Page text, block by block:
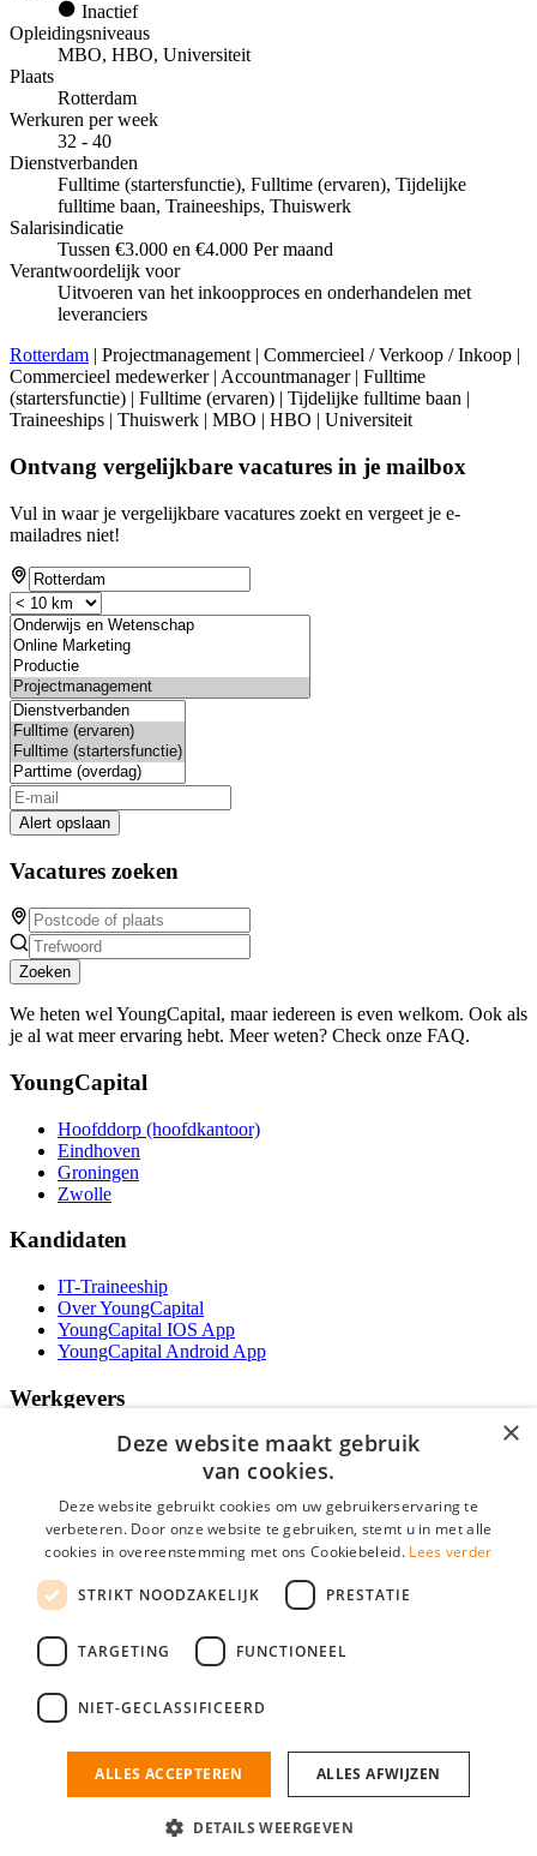
Inactief
Opleidingsniveaus
MBO, HBO, Universiteit
Plaats
Rotterdam
Werkuren per week
32 - 40
Dienstverbanden
Fulltime (startersfunctie), Fulltime (ervaren), Tijdelijke
fulltime baan, Traineeships, Thuiswerk
Salarisindicatie
Tussen €3.000 en €4.000 Per maand
Verantwoordelijk voor
Uitvoeren van het inkoopproces en onderhandelen met
leveranciers
Rotterdam | Projectmanagement | Commercieel / Verkoop / Inkoop |
Commercieel medewerker | Accountmanager | Fulltime
(startersfunctie) | Fulltime (ervaren) | Tijdelijke fulltime baan |
Traineeships | Thuiswerk | MBO | HBO | Universiteit
Ontvang vergelijkbare vacatures in je mailbox
Vul in waar je vergelijkbare vacatures zoekt en vergeet je e-
mailadres niet!
Alert opslaan
Vacatures zoeken
Zoeken
We heten wel YoungCapital, maar iedereen is even welkom. Ook als
je al wat meer ervaring hebt. Meer weten? Check onze FAQ.
YoungCapital
Hoofddorp (hoofdkantoor)
Eindhoven
Groningen
Zwolle
Kandidaten
IT-Traineeship
Over YoungCapital
YoungCapital IOS App
YoungCapital Android App
Werkgevers
Het concept
Contractvormen
Brochure aanvragen
Vacature aanmelden
F.A.Q.
Social
IT Vacatures is onderdeel van YoungCapital • © 2026 • KvK nr: 34199416 •
×
Deze website maakt gebruik
van cookies.
Deze website gebruikt cookies om uw gebruikerservaring te
verbeteren. Door onze website te gebruiken, stemt u in met alle
cookies in overeenstemming met ons Cookiebeleid. Lees verder
STRIKT NOODZAKELIJK PRESTATIE
TARGETING FUNCTIONEEL
NIET-GECLASSIFICEERD
ALLES ACCEPTEREN ALLES AFWIJZEN
DETAILS WEERGEVEN